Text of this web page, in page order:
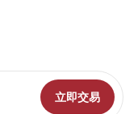
立即交易